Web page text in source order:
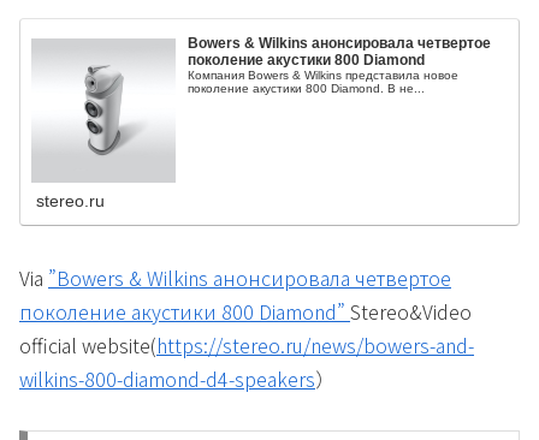
Bowers & Wilkins анонсировала четвертое
поколение акустики 800 Diamond
Компания Bowers & Wilkins представила новое
поколение акустики 800 Diamond. В не...
stereo.ru
Via ”Bowers & Wilkins анонсировала четвертое
поколение акустики 800 Diamond” Stereo&Video
official website(https://stereo.ru/news/bowers-and-
wilkins-800-diamond-d4-speakers）